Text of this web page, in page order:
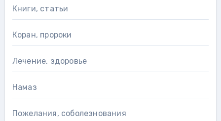
Книги, статьи
Коран, пророки
Лечение, здоровье
Намаз
Пожелания, соболезнования